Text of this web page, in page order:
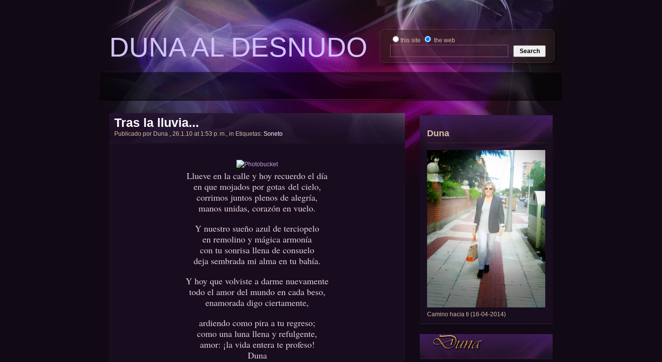
DUNA AL DESNUDO this site the web
Tras la lluvia...
Publicado por Duna , 26.1.10 at 1:53 p. m., in Etiquetas: Soneto
Llueve en la calle y hoy recuerdo el dí­a
en que mojados por gotas del cielo,
corrimos juntos plenos de alegrí­a,
manos unidas, corazón en vuelo.
Y nuestro sueño azul de terciopelo
en remolino y mágica armonía
con tu sonrisa llena de consuelo
deja sembrada mi alma en tu bahí­a.
Y hoy que volviste a darme nuevamente
todo el amor del mundo en cada beso,
enamorada digo ciertamente,
ardiendo como pira a tu regreso;
como una luna llena y refulgente,
amor: ¡la vida entera te profeso!
Duna
Duna
Camino hacia ti (16-04-2014)